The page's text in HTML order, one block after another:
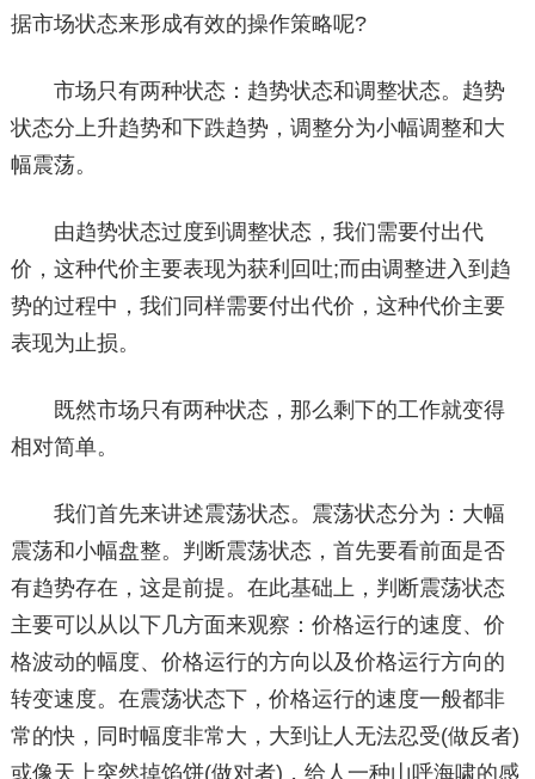
据市场状态来形成有效的操作策略呢?
市场只有两种状态：趋势状态和调整状态。趋势
状态分上升趋势和下跌趋势，调整分为小幅调整和大
幅震荡。
由趋势状态过度到调整状态，我们需要付出代
价，这种代价主要表现为获利回吐;而由调整进入到趋
势的过程中，我们同样需要付出代价，这种代价主要
表现为止损。
既然市场只有两种状态，那么剩下的工作就变得
相对简单。
我们首先来讲述震荡状态。震荡状态分为：大幅
震荡和小幅盘整。判断震荡状态，首先要看前面是否
有趋势存在，这是前提。在此基础上，判断震荡状态
主要可以从以下几方面来观察：价格运行的速度、价
格波动的幅度、价格运行的方向以及价格运行方向的
转变速度。在震荡状态下，价格运行的速度一般都非
常的快，同时幅度非常大，大到让人无法忍受(做反者)
或像天上突然掉馅饼(做对者)，给人一种山呼海啸的感